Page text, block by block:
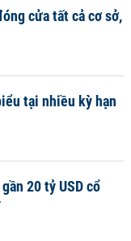
cửa tất cả cơ sở,
tại nhiều kỳ hạn
20 tỷ USD cổ